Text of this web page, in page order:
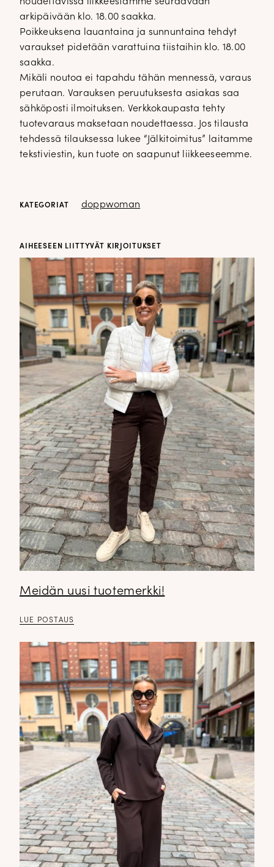
arkipäivään klo. 18.00 saakka.
Poikkeuksena lauantaina ja sunnuntaina tehdyt
varaukset pidetään varattuina tiistaihin klo. 18.00
saakka.
Mikäli noutoa ei tapahdu tähän mennessä, varaus
perutaan. Varauksen peruutuksesta asiakas saa
sähköposti ilmoituksen. Verkkokaupasta tehty
tuotevaraus maksetaan noudettaessa. Jos tilausta
tehdessä tilauksessa lukee “Jälkitoimitus” laitamme
tekstiviestin, kun tuote on saapunut liikkeeseemme.
KATEGORIAT doppwoman
AIHEESEEN LIITTYVÄT KIRJOITUKSET
Meidän uusi tuotemerkki!
LUE POSTAUS
DOPP tyylikirje!
Tilaa tyylikirje ja inspiroidu ajattomasta tyylistä sekä uusista
näkökulmista pukeutumiseen — arkeen ja juhlaan. Uutiset,
uutuudet ja ajattomat ideat saapuvat suoraan sähköpostiisi!